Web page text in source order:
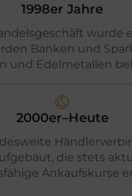
1998er Jahre
wurde
Banken und
und Edelmetallen
2000er–Heute
die stets
Ankaufskurse